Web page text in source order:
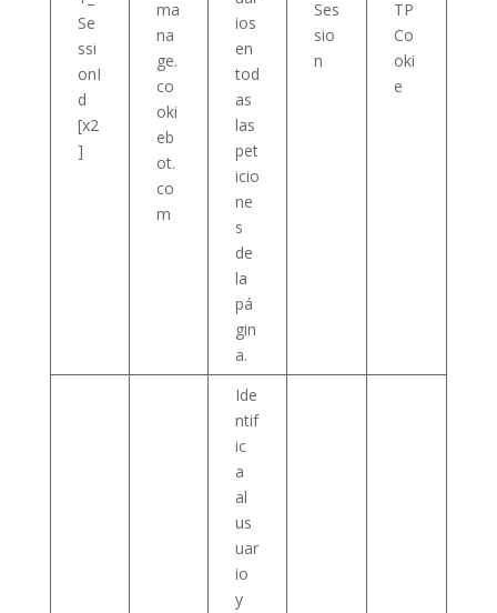
Se
ssi
onI
d
[x2
]
ma
na
ge.
co
oki
eb
ot.
co
m
ios
en
tod
as
las
pet
icio
ne
s
de
la
pá
gin
a.
Ses
sio
n
TP
Co
oki
e
Ide
ntif
ic
a
al
us
uar
io
y